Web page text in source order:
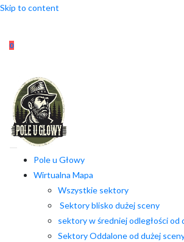
Skip to content
0
Pole u Głowy
Wirtualna Mapa
Wszystkie sektory
Sektory blisko dużej sceny
sektory w średniej odległości od
Sektory Oddalone od dużej